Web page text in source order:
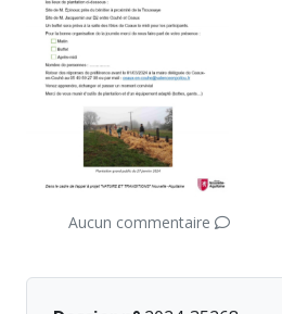
Aucun commentaire